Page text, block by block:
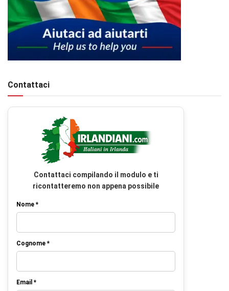
Contattaci
Contattaci compilando il modulo e ti
ricontatteremo non appena possibile
Nome *
Cognome *
Email *